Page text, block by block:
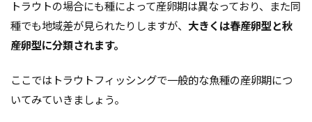
トラウトの場合にも種によって産卵期は異なっており、また同
種でも地域差が見られたりしますが、 大きくは春産卵型と秋
産卵型に分類されます。
ここではトラウトフィッシングで一般的な魚種の産卵期につ
いてみていきましょう。